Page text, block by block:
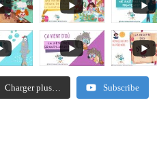
Charger plus… Subscribe